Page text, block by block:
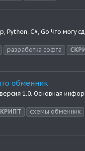
Python, C#, Go Что могу
разработка софта
обменник
1.0. Основная
схемы обменник